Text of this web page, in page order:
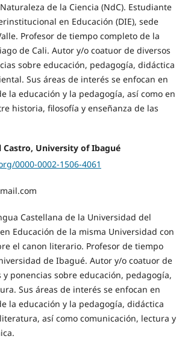
de la Ciencia (NdC). Estudiante
en Educación (DIE), sede
Profesor de tiempo completo de la
de Cali. Autor y/o coatuor de diversos
sobre educación, pedagogía, didáctica
Sus áreas de interés se enfocan en
la educación y la pedagogía, así como en
historia, filosofía y enseñanza de las
Castro, University of Ibagué
0000-0002-1506-4061
Castellana de la Universidad del
Educación de la misma Universidad con
el canon literario. Profesor de tiempo
de Ibagué. Autor y/o coatuor de
ponencias sobre educación, pedagogía,
Sus áreas de interés se enfocan en
la educación y la pedagogía, didáctica
así como comunicación, lectura y